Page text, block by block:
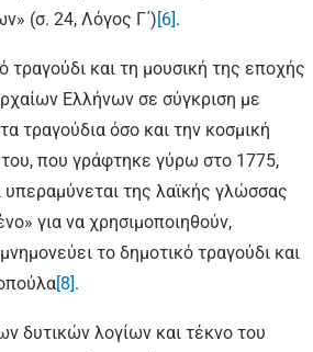
(σ. 24, Λόγος Γ΄)[6].
τραγούδι και τη μουσική της εποχής
Ελλήνων σε σύγκριση με
τραγούδια όσο και την κοσμική
του, που γράφτηκε γύρω στο 1775,
της λαϊκής γλώσσας
για να χρησιμοποιηθούν,
το δημοτικό τραγούδι και
[8].
δυτικών λογίων και τέκνο του